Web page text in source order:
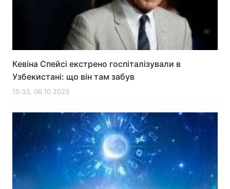
Кевіна Спейсі екстрено госпіталізували в
Узбекистані: що він там забув
15:33, 06.10.2023